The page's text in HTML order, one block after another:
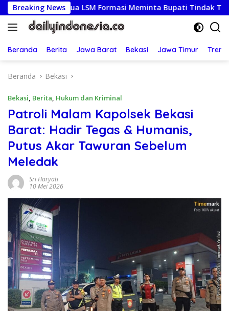
Langsung
ke
konten
Breaking News
LSM Formasi Meminta Bupati Tindak Tegas Oknum
Beranda Berita Jawa Barat Bekasi Jawa Timur
Beranda Bekasi
Bekasi, Berita, Hukum dan Kriminal
Patroli Malam Kapolsek Bekasi
Barat: Hadir Tegas & Humanis,
Putus Akar Tawuran Sebelum
Meledak
Sri Haryati
10 Mei 2026